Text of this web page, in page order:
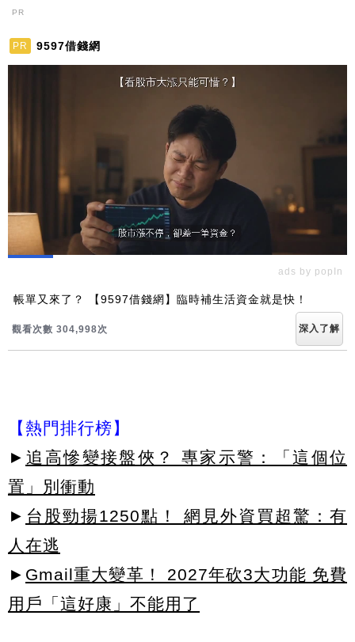
PR
PR 9597借錢網
ads by popIn
帳單又來了？ 【9597借錢網】臨時補生活資金就是快！
觀看次數 304,998次 深入了解
【熱門排行榜】
► 追高慘變接盤俠？ 專家示警：「這個位
置」別衝動
► 台股勁揚1250點！ 網見外資買超驚：有
人在逃
► Gmail重大變革！ 2027年砍3大功能 免費
用戶「這好康」不能用了